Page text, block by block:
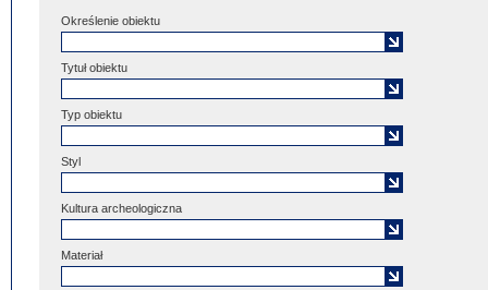
Określenie obiektu
Tytuł obiektu
Typ obiektu
Styl
Kultura archeologiczna
Materiał